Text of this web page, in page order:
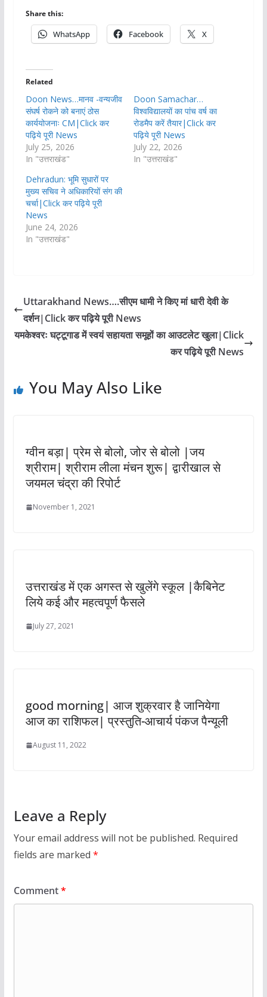
Share this:
WhatsApp Facebook X
Related
Doon News…मानव -वन्यजीव
संघर्ष रोकने को बनाएं ठोस
कार्ययोजनाः CM|Click कर
पढ़िये पूरी News
July 25, 2026
In "उत्तराखंड"
Doon Samachar…
विश्वविद्यालयों का पांच वर्ष का
रोडमैप करें तैयार|Click कर
पढ़िये पूरी News
July 22, 2026
In "उत्तराखंड"
Dehradun: भूमि सुधारों पर
मुख्य सचिव ने अधिकारियों संग की
चर्चा|Click कर पढ़िये पूरी
News
June 24, 2026
In "उत्तराखंड"
Uttarakhand News….सीएम धामी ने किए मां धारी देवी के
दर्शन|Click कर पढ़िये पूरी News
यमकेश्वरः घट्टूगाड में स्वयं सहायता समूहों का आउटलेट खुला|Click
कर पढ़िये पूरी News
You May Also Like
ग्वीन बड़ा| प्रेम से बोलो, जोर से बोलो |जय
श्रीराम| श्रीराम लीला मंचन शुरू| द्वारीखाल से
जयमल चंद्रा की रिपोर्ट
November 1, 2021
उत्तराखंड में एक अगस्त से खुलेंगे स्कूल |कैबिनेट
लिये कई और महत्वपूर्ण फैसले
July 27, 2021
good morning| आज शुक्रवार है जानियेगा
आज का राशिफल| प्रस्तुति-आचार्य पंकज पैन्यूली
August 11, 2022
Leave a Reply
Your email address will not be published. Required
fields are marked *
Comment*